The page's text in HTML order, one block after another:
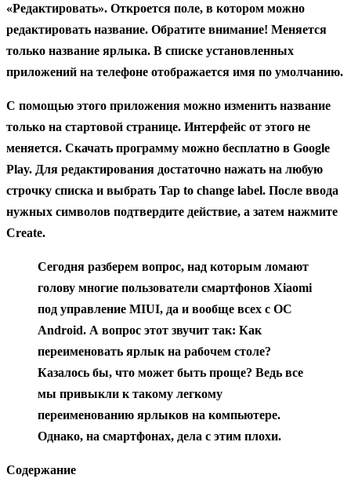
«Редактировать». Откроется поле, в котором можно
редактировать название. Обратите внимание! Меняется
только название ярлыка. В списке установленных
приложений на телефоне отображается имя по умолчанию.
С помощью этого приложения можно изменить название
только на стартовой странице. Интерфейс от этого не
меняется. Скачать программу можно бесплатно в Google
Play. Для редактирования достаточно нажать на любую
строчку списка и выбрать Tap to change label. После ввода
нужных символов подтвердите действие, а затем нажмите
Create.
Сегодня разберем вопрос, над которым ломают
голову многие пользователи смартфонов Xiaomi
под управление MIUI, да и вообще всех с ОС
Android. А вопрос этот звучит так: Как
переименовать ярлык на рабочем столе?
Казалось бы, что может быть проще? Ведь все
мы привыкли к такому легкому
переименованию ярлыков на компьютере.
Однако, на смартфонах, дела с этим плохи.
Содержание